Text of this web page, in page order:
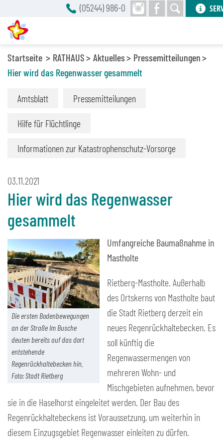
Startseite RATHAUS Aktuelles
Pressemitteilungen
Hier wird das Regenwasser gesammelt
Amtsblatt Pressemitteilungen
Hilfe für Flüchtlinge
Informationen zur Katastrophenschutz-Vorsorge
03.11.2021
Hier wird das Regenwasser
gesammelt
Die ersten Bodenbewegungen
an der Straße Im Busche
deuten bereits auf das dort
entstehende
Regenrückhaltebecken hin.
Foto: Stadt Rietberg
Umfangreiche Baumaßnahme in
Mastholte
Rietberg-Mastholte. Außerhalb
des Ortskerns von Mastholte baut
die Stadt Rietberg derzeit ein
neues Regenrückhaltebecken. Es
soll künftig die
Regenwassermengen von
mehreren Wohn- und
Mischgebieten aufnehmen, bevor
sie in die Haselhorst eingeleitet werden. Der Bau des
Regenrückhaltebeckens ist Voraussetzung, um weiterhin in
diesem Einzugsgebiet Regenwasser einleiten zu dürfen.
(05244) 986-0